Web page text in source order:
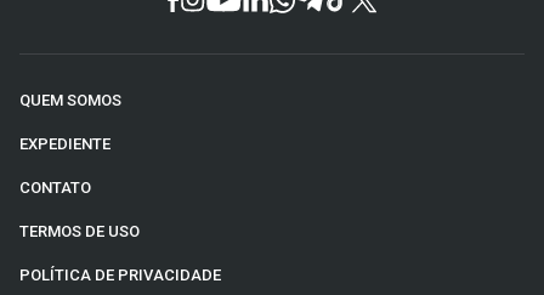
QUEM SOMOS
EXPEDIENTE
CONTATO
TERMOS DE USO
POLÍTICA DE PRIVACIDADE